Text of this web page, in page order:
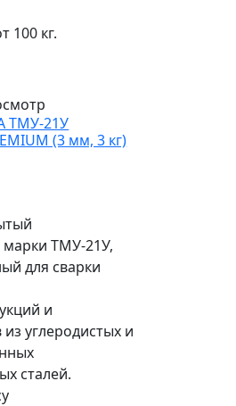
100 кг.
ТМУ-21У
(3 мм, 3 кг)
марки ТМУ-21У,
для сварки
и
углеродистых и
сталей.